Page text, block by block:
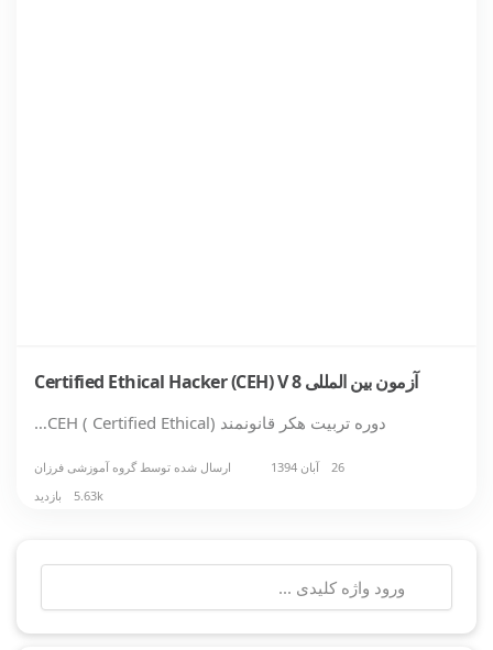
آزمون بین المللی Certified Ethical Hacker (CEH) V 8
دوره تربیت هکر قانونمند (CEH ( Certified Ethical…
26 آبان 1394 ارسال شده توسط گروه آموزشی فرزان
5.63k بازدید